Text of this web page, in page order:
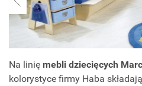
Na linię mebli dziecięcych
kolorystyce firmy Haba